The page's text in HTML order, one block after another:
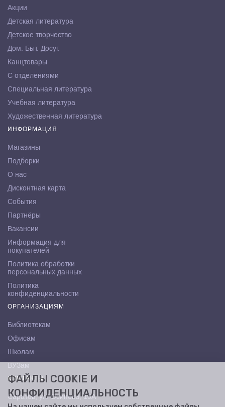
Акции
Детская литература
Детское творчество
Дом. Быт. Досуг.
Канцтовары
С отделениями
Специальная литература
Учебная литература
Художественная литература
ИНФОРМАЦИЯ
Магазины
Подборки
О нас
Дисконтная карта
События
Партнёры
Вакансии
Информация для
покупателей
Политика обработки
персональных данных
Политика
конфиденциальности
ОРГАНИЗАЦИЯМ
Библиотекам
Офисам
Школам
ВУЗам
КОНТАКТЫ
Саратов, ул. Осипова, 10А
ФАЙЛЫ COOKIE И
КОНФИДЕНЦИАЛЬНОСТЬ